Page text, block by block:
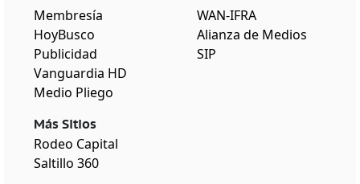
Membresía
HoyBusco
Publicidad
Vanguardia HD
Medio Pliego
Más Sitios
Rodeo Capital
Saltillo 360
WAN-IFRA
Alianza de Medios
SIP